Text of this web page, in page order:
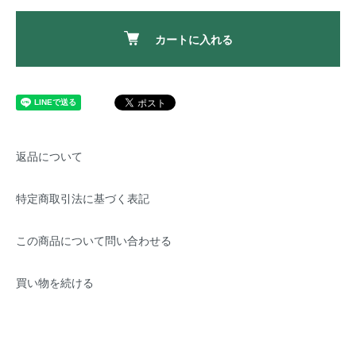
カートに入れる
返品について
特定商取引法に基づく表記
この商品について問い合わせる
買い物を続ける